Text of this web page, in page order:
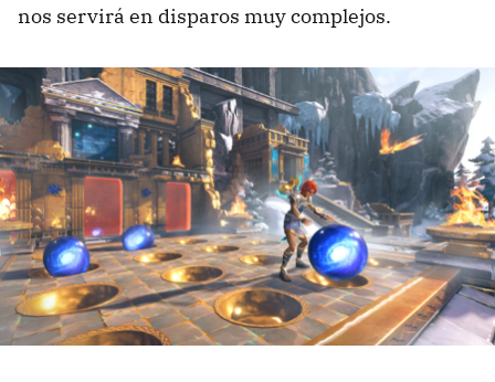
nos servirá en disparos muy complejos.